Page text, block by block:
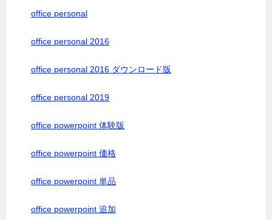
office personal
office personal 2016
office personal 2016 ダウンロード版
office personal 2019
office powerpoint 体験版
office powerpoint 価格
office powerpoint 単品
office powerpoint 追加